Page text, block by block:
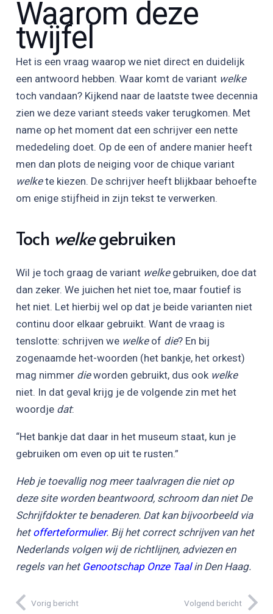
Waarom deze
twijfel
Het is een vraag waarop we niet direct en duidelijk
een antwoord hebben. Waar komt de variant welke
toch vandaan? Kijkend naar de laatste twee decennia
zien we deze variant steeds vaker terugkomen. Met
name op het moment dat een schrijver een nette
mededeling doet. Op de een of andere manier heeft
men dan plots de neiging voor de chique variant
welkete kiezen. De schrijver heeft blijkbaar behoefte
om enige stijfheid in zijn tekst te verwerken.
Toch welkegebruiken
Wil je toch graag de variant welkegebruiken, doe dat
dan zeker. We juichen het niet toe, maar foutief is
het niet. Let hierbij wel op dat je beide varianten niet
continu door elkaar gebruikt. Want de vraag is
tenslotte: schrijven we welkeof die? En bij
zogenaamde het-woorden (het bankje, het orkest)
mag nimmer dieworden gebruikt, dus ook welke
niet. In dat geval krijg je de volgende zin met het
woordje dat:
“Het bankje dat daar in het museum staat, kun je
gebruiken om even op uit te rusten.”
Heb je toevallig nog meer taalvragen die niet op
deze site worden beantwoord, schroom dan niet De
Schrijfdokter te benaderen. Dat kan bijvoorbeeld via
het offerteformulier. Bij het correct schrijven van het
Nederlands volgen wij de richtlijnen, adviezen en
regels van het Genootschap Onze Taalin Den Haag.
Vorig bericht Volgend bericht